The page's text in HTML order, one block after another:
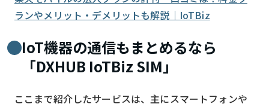
ランやメリット・デメリットも解説｜IoTBiz
IoT機器の通信もまとめるなら
「DXHUB IoTBiz SIM」
ここまで紹介したサービスは、主にスマートフォンや